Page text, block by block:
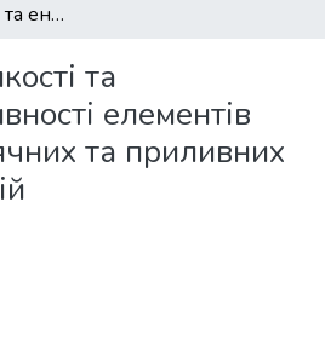
Підвищення якості та енергоефективності елементів вітряних, сонячних та приливних електростанцій
та
елементів
та приливних